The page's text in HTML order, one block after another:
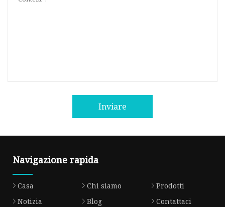
Inviare
Navigazione rapida
Casa Chi siamo
Prodotti
Notizia
Blog
Contattaci